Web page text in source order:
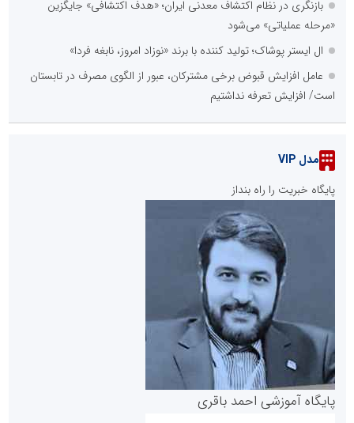
بازنگری در نظام اکتشاف معدنی ایران؛ «هدف اکتشافی» جایگزین
«مرحله عملیاتی» می‌شود
ال ایستر پوشاک؛ تولید کننده با برند «نوزاد امروز، نابغه فردا»
عامل افزایش قبوض برخی مشترکان، عبور از الگوی مصرف در تابستان
است/ افزایش تعرفه نداشتیم
مدل VIP
پایگاه خبریت را راه بنداز
پایگاه آموزشی احمد باقری